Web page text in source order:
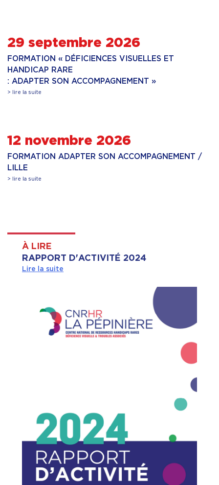
29 septembre 2026
FORMATION « DÉFICIENCES VISUELLES ET
HANDICAP RARE
: ADAPTER SON ACCOMPAGNEMENT »
> lire la suite
12 novembre 2026
FORMATION ADAPTER SON ACCOMPAGNEMENT /
LILLE
> lire la suite
À LIRE
RAPPORT D'ACTIVITÉ 2024
Lire la suite